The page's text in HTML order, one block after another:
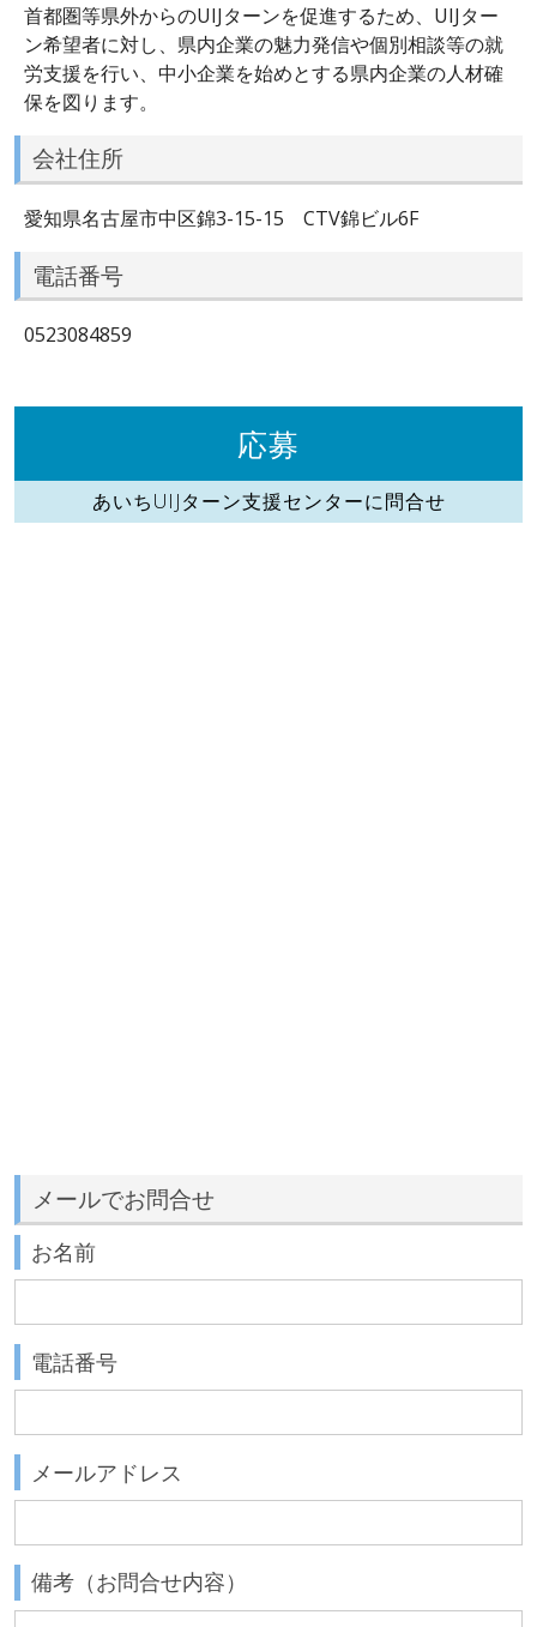
首都圏等県外からのUIJターンを促進するため、UIJター
ン希望者に対し、県内企業の魅力発信や個別相談等の就
労支援を行い、中小企業を始めとする県内企業の人材確
保を図ります。
会社住所
愛知県名古屋市中区錦3-15-15 CTV錦ビル6F
電話番号
0523084859
応募
あいちUIJターン支援センターに問合せ
メールでお問合せ
お名前
電話番号
メールアドレス
備考（お問合せ内容）